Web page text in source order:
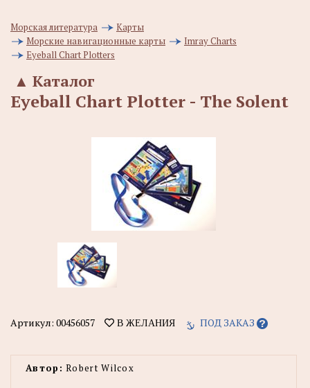
Морская литература
Карты
Морские навигационные карты
Imray Charts
Eyeball Chart Plotters
Каталог
▲
Eyeball Chart Plotter - The Solent
Артикул: 00456057 В ЖЕЛАНИЯ ПОД ЗАКАЗ
Автор: Robert Wilcox